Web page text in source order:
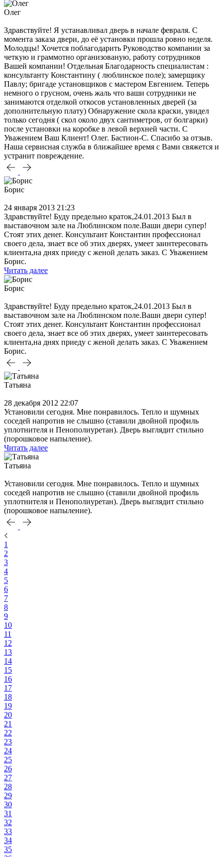
Олег
Здравствуйте! Я устанавливал дверь в начале февраля. С
момента заказа двери, до её установки прошла ровно неделя.
Молодцы! Хочется поблагодарить Руководство компании за
четкую и граммотно организованую, работу сотрудников
Вашей компании! Отдельная Благодарность специалистам :
консультанту Константину ( люблинское поле); замерщику
Павлу; бригаде установщиков с мастером Евгением. Теперь
немного о грусном, очень жаль что ваши сотрудники не
занимаются отделкой откосов установленных дверей (за
дополнительную плату) Обнаружение скола краски, увидел
только сегодня ( скол около двух сантиметров, от болгарки)
после установки на коробке в левой верхней части. С
Уважением Ваш Клиент! Олег. Бастион-С. Спасибо за отзыв.
Наша сервисная служба в ближайшее время с Вами свяжется и
устранит повреждение.
Борис
24 января 2013 21:23
Здравствуйте! Буду предельно краток,24.01.2013 Был в
выставочном зале на Люблинском поле.Ваши двери супер!
Стоят этих денег. Консультант Константин профессионал
своего дела, знает все об этих дверях, умеет заинтересовать
клиента,на днях приеду с женой делать заказ. С Уважением
Борис.
Читать далее
Борис
Здравствуйте! Буду предельно краток,24.01.2013 Был в
выставочном зале на Люблинском поле.Ваши двери супер!
Стоят этих денег. Консультант Константин профессионал
своего дела, знает все об этих дверях, умеет заинтересовать
клиента,на днях приеду с женой делать заказ. С Уважением
Борис.
Татьяна
28 декабря 2012 22:07
Установили сегодня. Мне понравилось. Тепло и шумных
соседей напротив не слышно (ставили двойной профиль
уплотнителя и Пенополиуретан). Дверь выглядит стильно
(порошковое напыление).
Читать далее
Татьяна
Установили сегодня. Мне понравилось. Тепло и шумных
соседей напротив не слышно (ставили двойной профиль
уплотнителя и Пенополиуретан). Дверь выглядит стильно
(порошковое напыление).
1
2
3
4
5
6
7
8
9
10
11
12
13
14
15
16
17
18
19
20
21
22
23
24
25
26
27
28
29
30
31
32
33
34
35